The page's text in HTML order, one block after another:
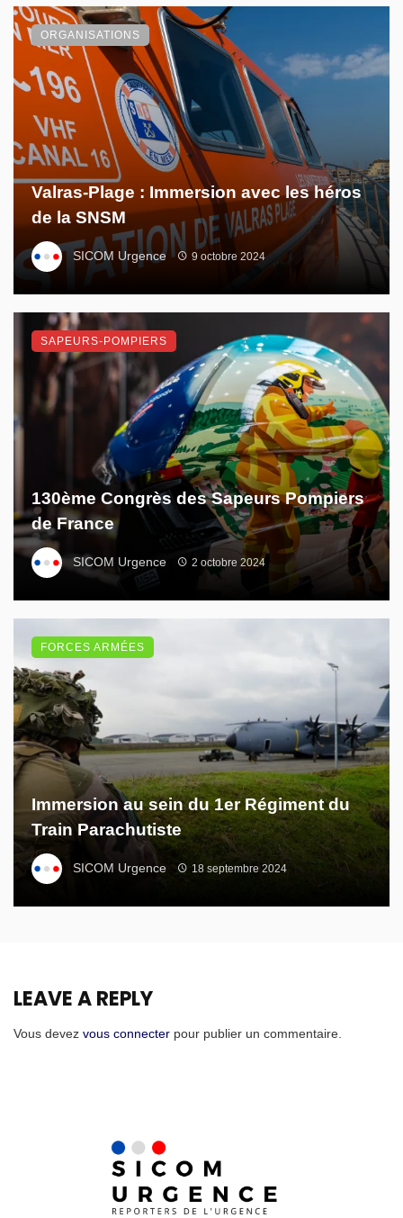
Valras-Plage : Immersion avec les héros
de la SNSM
SICOM Urgence 9 octobre 2024
ORGANISATIONS
130ème Congrès des Sapeurs Pompiers
de France
SICOM Urgence 2 octobre 2024
SAPEURS-POMPIERS
Immersion au sein du 1er Régiment du
Train Parachutiste
SICOM Urgence 18 septembre 2024
FORCES ARMÉES
LEAVE A REPLY
Vous devez vous connecter pour publier un commentaire.